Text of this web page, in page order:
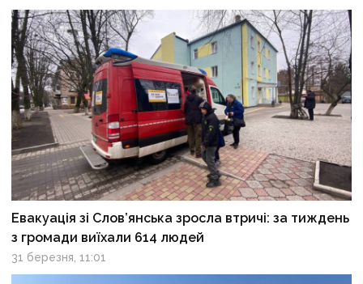
Евакуація зі Слов’янська зросла втричі: за тиждень
з громади виїхали 614 людей
31 березня, 11:01